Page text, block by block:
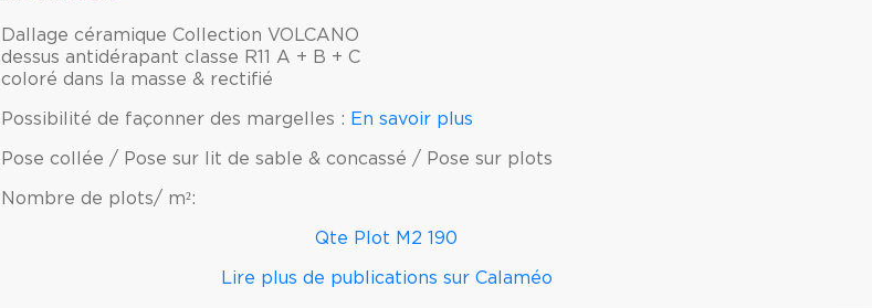
Dallage céramique Collection VOLCANO
dessus antidérapant classe R11 A + B + C
coloré dans la masse & rectifié
Possibilité de façonner des margelles : En savoir plus
Pose collée / Pose sur lit de sable & concassé / Pose sur plots
Nombre de plots/ m²:
Qte Plot M2 190
Lire plus de publications sur Calaméo